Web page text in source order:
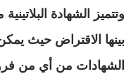
وتتميز الشهادة
بينها الاقتراض حيث
الشهادات من أي من